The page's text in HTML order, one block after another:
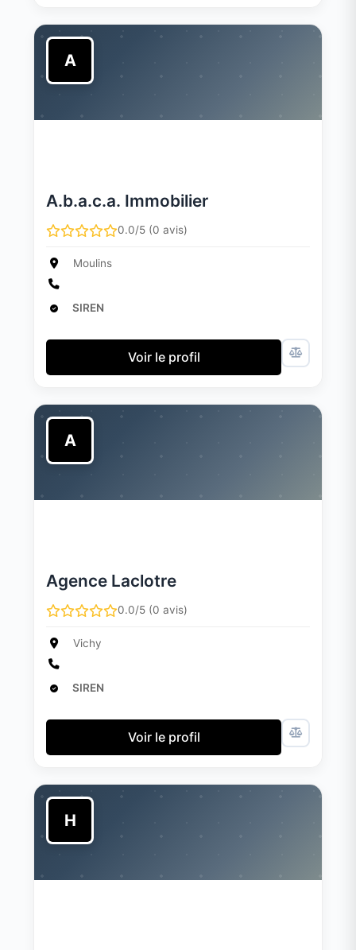
A
A.b.a.c.a. Immobilier
0.0/5 (0 avis)
Moulins
SIREN
Voir le profil
A
Agence Laclotre
0.0/5 (0 avis)
Vichy
SIREN
Voir le profil
H